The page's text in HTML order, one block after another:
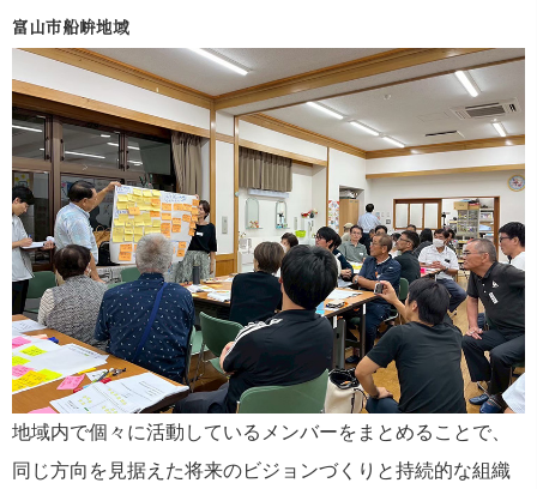
富山市船峅地域
地域内で個々に活動しているメンバーをまとめることで、
同じ方向を見据えた将来のビジョンづくりと持続的な組織